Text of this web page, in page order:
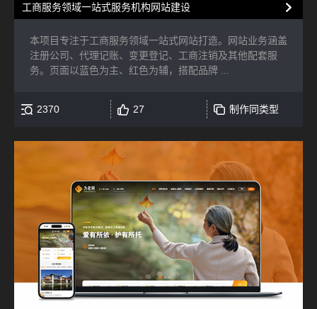
工商服务领域一站式服务机构网站建设
本项目专注于工商服务领域一站式网站打造。网站业务涵盖
注册公司、代理记账、变更登记、工商注销及其他配套服
务。页面以蓝色为主、红色为辅，搭配品牌 ...
2370 27 制作同类型